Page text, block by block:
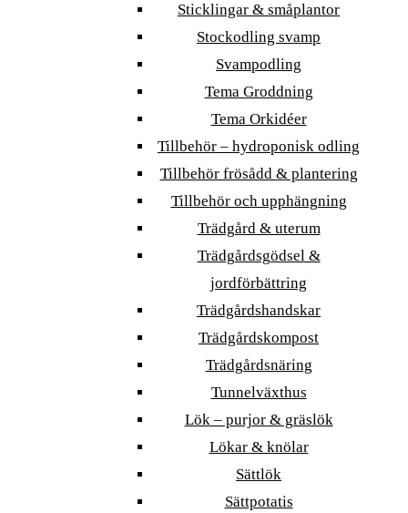
Sticklingar & småplantor
Stockodling svamp
Svampodling
Tema Groddning
Tema Orkidéer
Tillbehör – hydroponisk odling
Tillbehör frösådd & plantering
Tillbehör och upphängning
Trädgård & uterum
Trädgårdsgödsel &
jordförbättring
Trädgårdshandskar
Trädgårdskompost
Trädgårdsnäring
Tunnelväxthus
Lök – purjor & gräslök
Lökar & knölar
Sättlök
Sättpotatis